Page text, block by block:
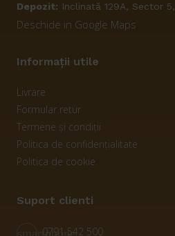
Depozit: Inclinată 129A, Sector
Deschide in Google Maps
Informații utile
Livrare
Formular retur
Termene și condiții
Politica de confidențialitate
Politica de cookie
Suport clienti
smartphone
0791 542 500